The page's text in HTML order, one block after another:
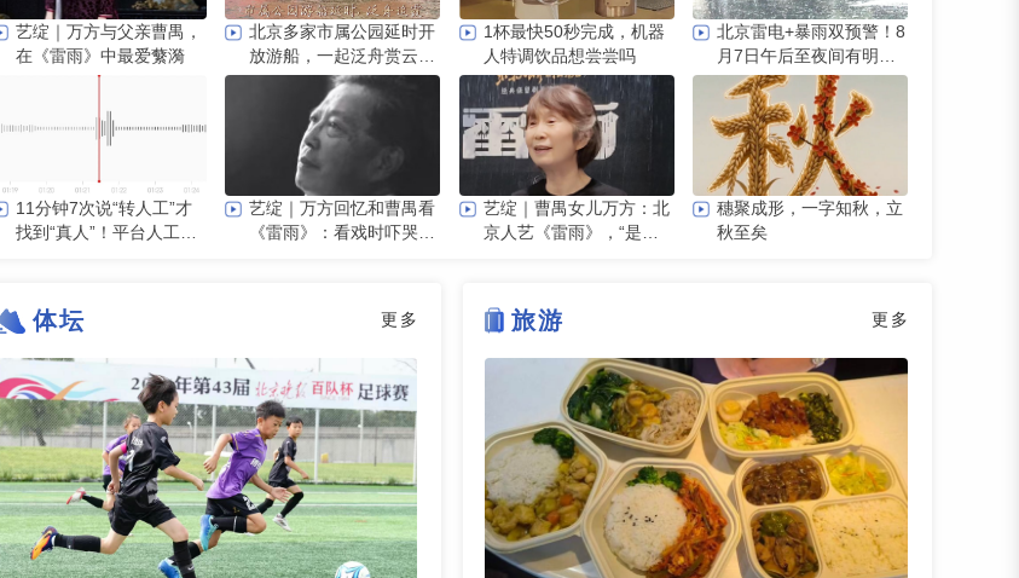
艺绽｜万方与父亲曹禺，
在《雷雨》中最爱蘩漪
北京多家市属公园延时开
放游船，一起泛舟赏云
霞！
1杯最快50秒完成，机器
人特调饮品想尝尝吗
北京雷电+暴雨双预警！8
月7日午后至夜间有明显
雷雨，六区升级暴雨黄色
预警
11分钟7次说“转人工”才
找到“真人”！平台人工客
艺绽｜万方回忆和曹禺看
《雷雨》：看戏时吓哭，
艺绽｜曹禺女儿万方：北
京人艺《雷雨》，“是它
穗聚成形，一字知秋，立
秋至矣
体坛 更多 旅游 更多